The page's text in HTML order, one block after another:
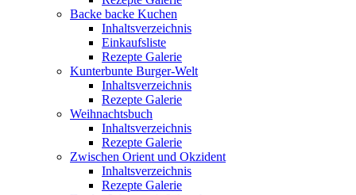
Backe backe Kuchen
Inhaltsverzeichnis
Einkaufsliste
Rezepte Galerie
Kunterbunte Burger-Welt
Inhaltsverzeichnis
Rezepte Galerie
Weihnachtsbuch
Inhaltsverzeichnis
Rezepte Galerie
Zwischen Orient und Okzident
Inhaltsverzeichnis
Rezepte Galerie